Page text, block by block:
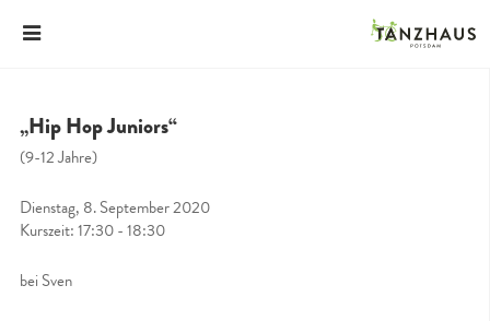
„Hip Hop Juniors“
(9-12 Jahre)
Dienstag, 8. September 2020
Kurszeit: 17:30 - 18:30
bei Sven